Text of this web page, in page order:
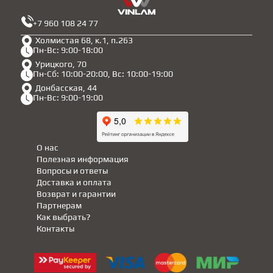
Холмистая 68, к.1, п.263
Пн-Вс: 9:00-18:00
Урицкого, 70
Пн-Сб: 10:00-20:00, Вс: 10:00-19:00
Донбасская, 44
Пн-Вс: 9:00-19:00
+7 960 108 24 77
Полезная информация
Партнерам
Вопросы и ответы
Доставка и оплата
Возврат и гарантии
Как выбрать?
О нас
Контакты